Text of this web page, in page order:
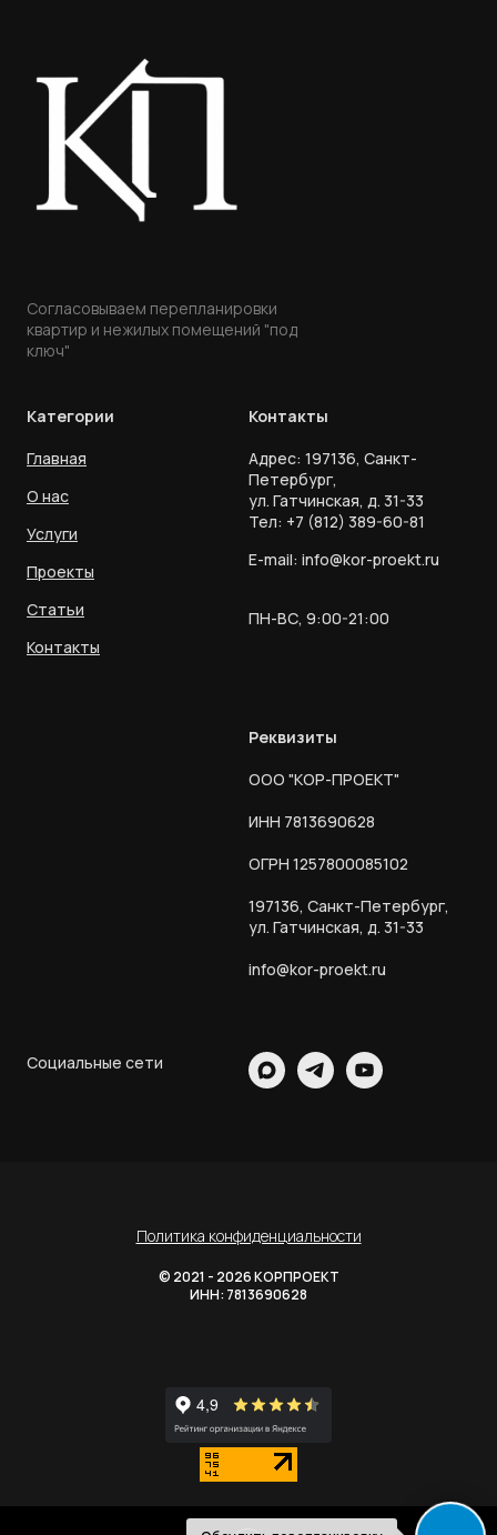
Согласовываем перепланировки
квартир и нежилых помещений "под
ключ"
Категории
Главная
О нас
Услуги
Проекты
Статьи
Контакты
Контакты
Адрес: 197136, Санкт-
Петербург,
ул. Гатчинская, д. 31-33
Тел: +7 (812) 389-60-81
E-mail: info@kor-proekt.ru
ПН-ВС, 9:00-21:00
Реквизиты
ООО "КОР-ПРОЕКТ"
ИНН 7813690628
ОГРН 1257800085102
197136, Санкт-Петербург,
ул. Гатчинская, д. 31-33
info@kor-proekt.ru
Социальные сети
Политика конфиденциальности
© 2021 - 2026 КОРПРОЕКТ
ИНН: 7813690628